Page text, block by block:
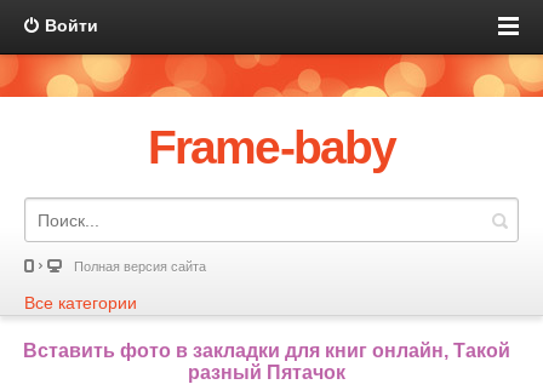
Войти
Frame-baby
Полная версия сайта
Все категории
Вставить фото в закладки для книг онлайн, Такой
разный Пятачок